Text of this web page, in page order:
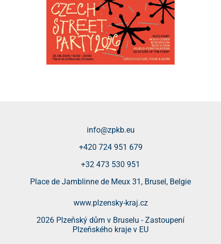
info@zpkb.eu
+420 724 951 679
+32 473 530 951
Place de Jamblinne de Meux 31, Brusel, Belgie
www.plzensky-kraj.cz
2026 Plzeňský dům v Bruselu - Zastoupení
Plzeňského kraje v EU